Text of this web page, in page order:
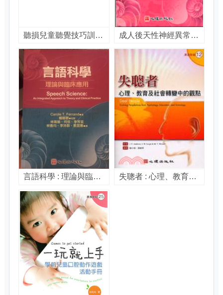
聽損兒童聽覺技巧訓練課程 / 管美玲編著 成人後天性神經異常與輔助溝通 / David R. Beukelman, Kathryn M. Yorkston, Joe Reichle作 ; 楊熾康等譯
言語科學 : 理論與臨床應用 / Carole T. Ferrand著 ; 林珮瑜等譯 失聰者 : 心理、教育及社會轉變中的觀點 / Jean F. Andrews, Irene W. Leigh, Mary T. Weiner著 ; 陳小娟, 邢敏華譯